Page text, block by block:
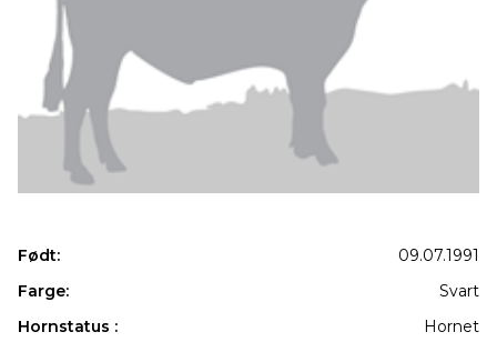
Født:
09.07.1991
Farge:
Svart
Hornstatus :
Hornet